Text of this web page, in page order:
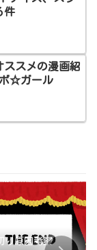
件
ススメの漫画紹
☆ガール
り原因考察